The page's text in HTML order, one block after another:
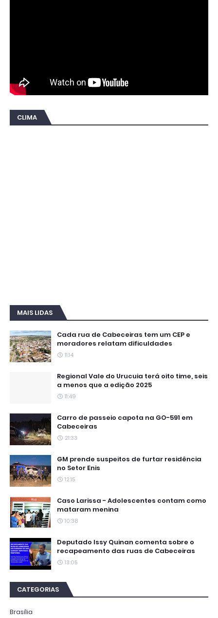
CLIMA
MAIS LIDAS
Cada rua de Cabeceiras tem um CEP e
moradores relatam dificuldades
11:14
Regional Vale do Urucuia terá oito time, seis
a menos que a edição 2025
11:49
Carro de passeio capota na GO-591 em
Cabeceiras
21:33
GM prende suspeitos de furtar residência
no Setor Enis
12:15
Caso Larissa - Adolescentes contam como
mataram menina
10:38
Deputado Issy Quinan comenta sobre o
recapeamento das ruas de Cabeceiras
13:05
CATEGORIAS
Brasília